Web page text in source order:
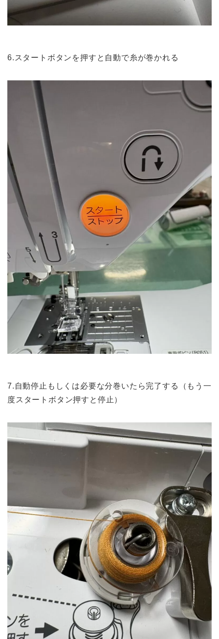
6.スタートボタンを押すと自動で糸が巻かれる
7.自動停止もしくは必要な分巻いたら完了する（もう一
度スタートボタン押すと停止）